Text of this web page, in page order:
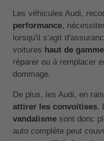
Les véhicules Audi,
performance,
lorsqu'il s'agit
voitures haut de gamme
réparer ou à remplacer
dommage.
De plus, les Audi, en
attirer les convoitises.
vandalisme sont donc
auto complète peut